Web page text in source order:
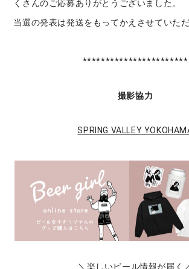
くさんのご応募ありがとうございました。
当選の発表は発送をもってかえさせていただ
***********************
撮影協力
SPRING VALLEY
＼楽しいビール情報が届く